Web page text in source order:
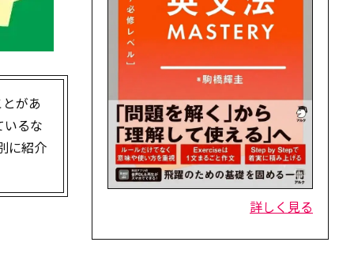
があ
いるな
に紹介
詳しく見る